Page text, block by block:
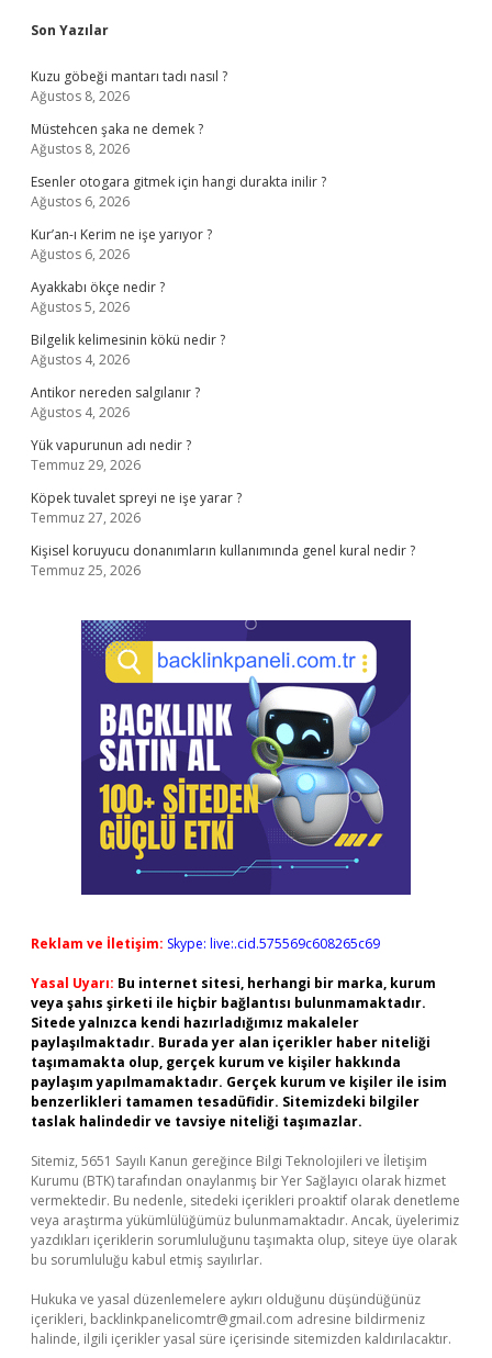
Sidebar
Son Yazılar
Kuzu göbeği mantarı tadı nasıl ?
Ağustos 8, 2026
Müstehcen şaka ne demek ?
Ağustos 8, 2026
Esenler otogara gitmek için hangi durakta inilir ?
Ağustos 6, 2026
Kur’an-ı Kerim ne işe yarıyor ?
Ağustos 6, 2026
Ayakkabı ökçe nedir ?
Ağustos 5, 2026
Bilgelik kelimesinin kökü nedir ?
Ağustos 4, 2026
Antikor nereden salgılanır ?
Ağustos 4, 2026
Yük vapurunun adı nedir ?
Temmuz 29, 2026
Köpek tuvalet spreyi ne işe yarar ?
Temmuz 27, 2026
Kişisel koruyucu donanımların kullanımında genel kural nedir ?
Temmuz 25, 2026
Reklam ve İletişim: Skype: live:.cid.575569c608265c69
Yasal Uyarı: Bu internet sitesi, herhangi bir marka, kurum
veya şahıs şirketi ile hiçbir bağlantısı bulunmamaktadır.
Sitede yalnızca kendi hazırladığımız makaleler
paylaşılmaktadır. Burada yer alan içerikler haber niteliği
taşımamakta olup, gerçek kurum ve kişiler hakkında
paylaşım yapılmamaktadır. Gerçek kurum ve kişiler ile isim
benzerlikleri tamamen tesadüfidir. Sitemizdeki bilgiler
taslak halindedir ve tavsiye niteliği taşımazlar.
Sitemiz, 5651 Sayılı Kanun gereğince Bilgi Teknolojileri ve İletişim
Kurumu (BTK) tarafından onaylanmış bir Yer Sağlayıcı olarak hizmet
vermektedir. Bu nedenle, sitedeki içerikleri proaktif olarak denetleme
veya araştırma yükümlülüğümüz bulunmamaktadır. Ancak, üyelerimiz
yazdıkları içeriklerin sorumluluğunu taşımakta olup, siteye üye olarak
bu sorumluluğu kabul etmiş sayılırlar.
Hukuka ve yasal düzenlemelere aykırı olduğunu düşündüğünüz
içerikleri, backlinkpanelicomtr@gmail.com adresine bildirmeniz
halinde, ilgili içerikler yasal süre içerisinde sitemizden kaldırılacaktır.